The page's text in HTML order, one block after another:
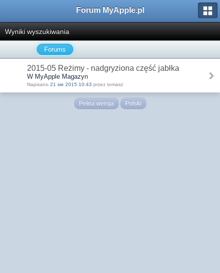
Forum MyApple.pl
Wyniki wyszukiwania
Forums
2015-05 Reżimy - nadgryziona część jabłka
W MyApple Magazyn
Napisano 21 sie 2015 10:43 przez tomasz
Pełna wersja Polski